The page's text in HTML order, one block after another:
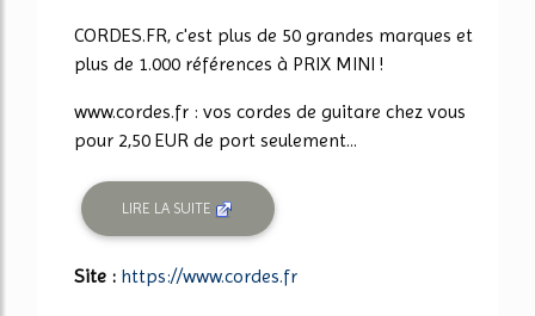
CORDES.FR, c'est plus de 50 grandes marques et
plus de 1.000 références à PRIX MINI !
www.cordes.fr : vos cordes de guitare chez vous
pour 2,50 EUR de port seulement...
LIRE LA SUITE
Site : https://www.cordes.fr